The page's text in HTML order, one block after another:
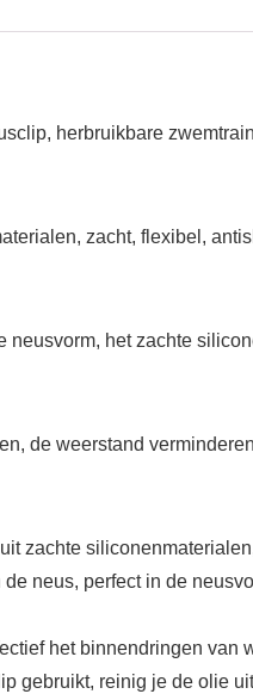
herbruikbare
zacht, flexibel,
neusvorm, het zachte
de weerstand
zachte
neus, perfect in de
het binnendringen
gebruikt, reinig je de olie